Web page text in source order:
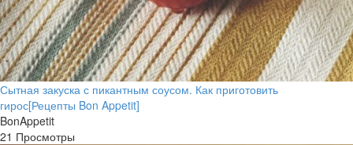
Сытная закуска с пикантным соусом. Как приготовить
гирос[Рецепты Bon Appetit]
BonAppetit
21 Просмотры